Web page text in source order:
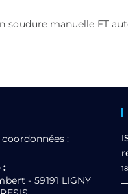
soudure manuelle ET
:
:
- 59191 LIGNY